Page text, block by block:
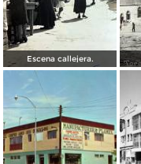
Escena callejera.